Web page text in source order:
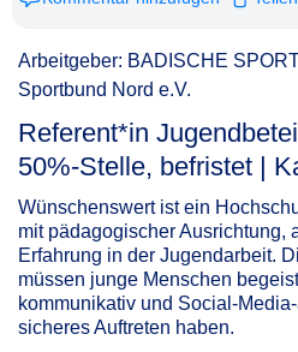
Arbeitgeber: BADISCHE
Sportbund Nord e.V.
Referent*in
50%-Stelle, befristet |
Wünschenswert ist ein
mit pädagogischer Ausrichtung,
Erfahrung in der Jugendarbeit.
müssen junge Menschen
kommunikativ und Social-
sicheres Auftreten haben.